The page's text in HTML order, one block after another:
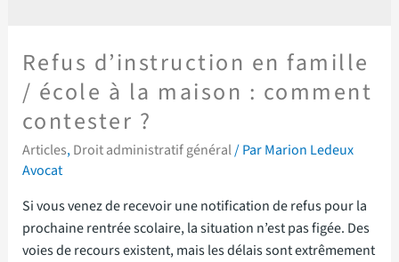
Refus d’instruction en famille
/ école à la maison : comment
contester ?
Articles,Droit administratif général/ ParMarion Ledeux
Avocat
Si vous venez de recevoir une notification de refus pour la
prochaine rentrée scolaire, la situation n’est pas figée. Des
voies de recours existent, mais les délais sont extrêmement